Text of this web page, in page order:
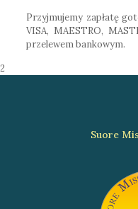
Przyjmujemy zapłatę
VISA, MAESTRO,
przelewem bankowym.
2
Suore